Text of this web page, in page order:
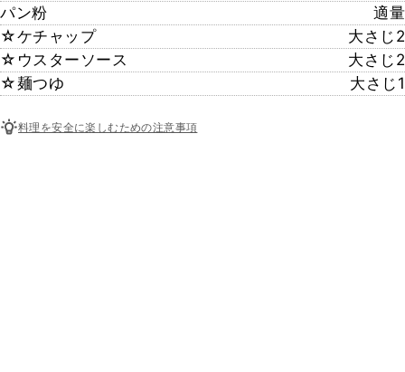
パン粉
適量
☆ケチャップ
大さじ2
☆ウスターソース
大さじ2
☆麺つゆ
大さじ1
料理を安全に楽しむための注意事項